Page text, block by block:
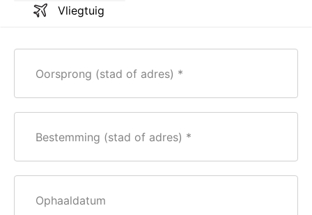
Vliegtuig
Oorsprong (stad of adres)
Bestemming (stad of adres)
Ophaaldatum